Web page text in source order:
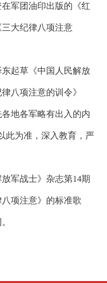
军团油印出版的《红
大纪律八项注意
起草《中国人民解放
八项注意的训令》
各地各军略有出入的内
此为准，深入教育，严
军战士》杂志第14期
八项注意》的标准歌